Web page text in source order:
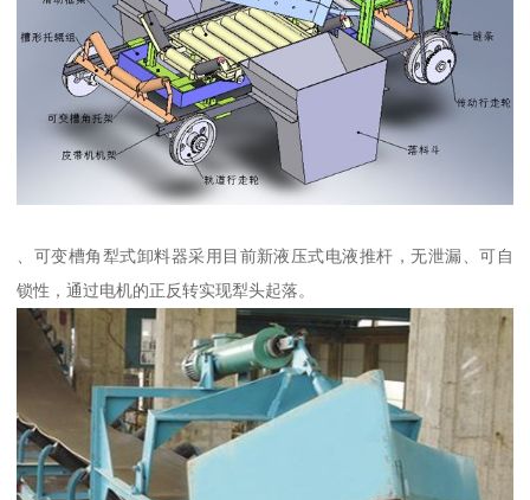
、可变槽角犁式卸料器采用目前新液压式电液推杆，无泄漏、可自
锁性，通过电机的正反转实现犁头起落。